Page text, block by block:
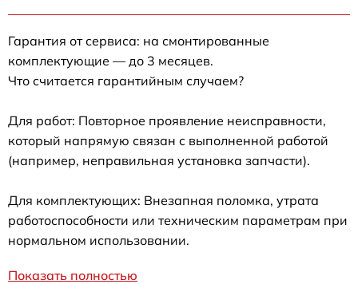
Гарантия от сервиса: на смонтированные
комплектующие — до 3 месяцев.
Что считается гарантийным случаем?
Для работ: Повторное проявление неисправности,
который напрямую связан с выполненной работой
(например, неправильная установка запчасти).
Для комплектующих: Внезапная поломка, утрата
работоспособности или техническим параметрам при
нормальном использовании.
Показать полностью